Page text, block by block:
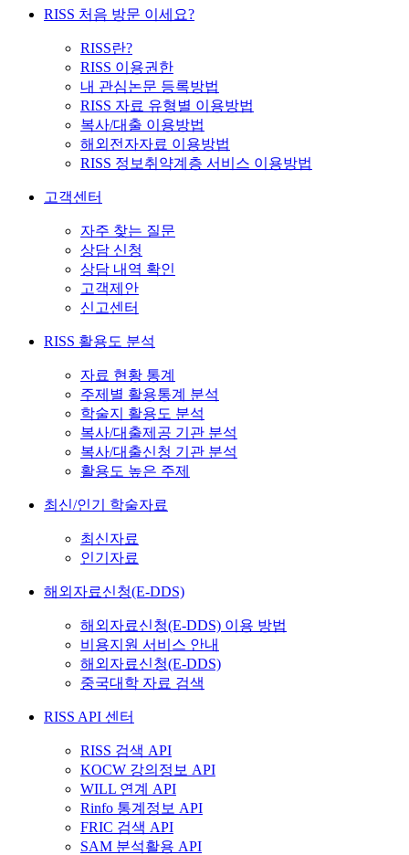
RISS 처음 방문 이세요?
RISS란?
RISS 이용권한
내 관심논문 등록방법
RISS 자료 유형별 이용방법
복사/대출 이용방법
해외전자자료 이용방법
RISS 정보취약계층 서비스 이용방법
고객센터
자주 찾는 질문
상담 신청
상담 내역 확인
고객제안
신고센터
RISS 활용도 분석
자료 현황 통계
주제별 활용통계 분석
학술지 활용도 분석
복사/대출제공 기관 분석
복사/대출신청 기관 분석
활용도 높은 주제
최신/인기 학술자료
최신자료
인기자료
해외자료신청(E-DDS)
해외자료신청(E-DDS) 이용 방법
비용지원 서비스 안내
해외자료신청(E-DDS)
중국대학 자료 검색
RISS API 센터
RISS 검색 API
KOCW 강의정보 API
WILL 연계 API
Rinfo 통계정보 API
FRIC 검색 API
SAM 분석활용 API